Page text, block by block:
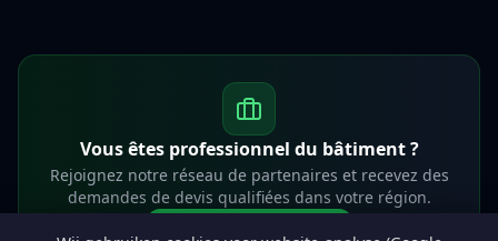
Vous êtes professionnel du bâtiment ?
Rejoignez notre réseau de partenaires et recevez des
demandes de devis qualifiées dans votre région.